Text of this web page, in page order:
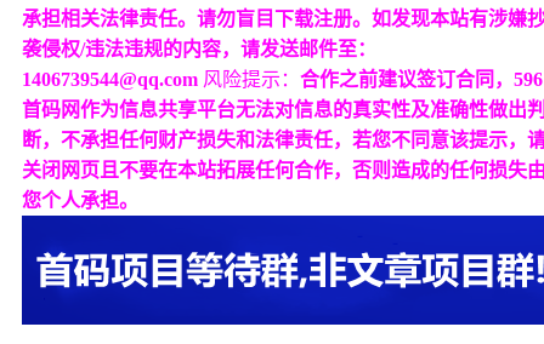
承担相关法律责任。请勿盲目下载注册。如发现本站有涉嫌
袭侵权/违法违规的内容，请发送邮件至：
1406739544@qq.com 风险提示： 合作之前建议签订合同，596
首码网作为信息共享平台无法对信息的真实性及准确性做出
断，不承担任何财产损失和法律责任，若您不同意该提示，
关闭网页且不要在本站拓展任何合作，否则造成的任何损失
您个人承担。